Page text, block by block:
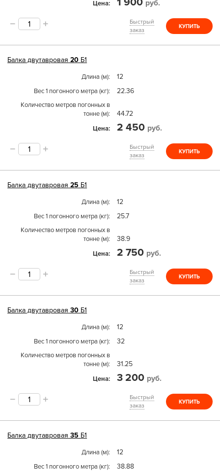
Цена руб.
Быстрый
заказ
КУПИТЬ
Балка двутавровая 20 Б1
Длина (м) 12
Вес 1 погонного метра (кг) 22.36
Количество метров погонных в
тонне (м)
44.72
Цена 2 450 руб.
Быстрый
заказ
КУПИТЬ
Балка двутавровая 25 Б1
Длина (м) 12
Вес 1 погонного метра (кг) 25.7
Количество метров погонных в
тонне (м)
38.9
Цена 2 750 руб.
Быстрый
заказ
КУПИТЬ
Балка двутавровая 30 Б1
Длина (м) 12
Вес 1 погонного метра (кг) 32
Количество метров погонных в
тонне (м)
31.25
Цена 3 200 руб.
Быстрый
заказ
КУПИТЬ
Балка двутавровая 35 Б1
Длина (м) 12
Вес 1 погонного метра (кг) 38.88